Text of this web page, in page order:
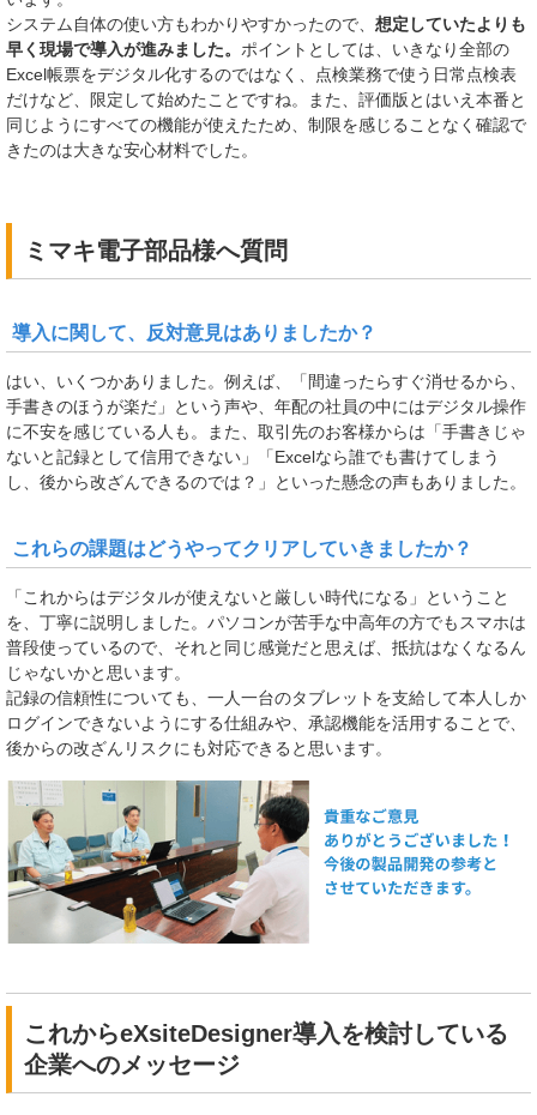
システム自体の使い方もわかりやすかったので、 想定していたよりも
早く現場で導入が進みました。 ポイントとしては、いきなり全部の
Excel帳票をデジタル化するのではなく、点検業務で使う日常点検表
だけなど、限定して始めたことですね。また、評価版とはいえ本番と
同じようにすべての機能が使えたため、制限を感じることなく確認で
きたのは大きな安心材料でした。
ミマキ電子部品様へ質問
導入に関して、反対意見はありましたか？
はい、いくつかありました。例えば、「間違ったらすぐ消せるから、
手書きのほうが楽だ」という声や、年配の社員の中にはデジタル操作
に不安を感じている人も。また、取引先のお客様からは「手書きじゃ
ないと記録として信用できない」「Excelなら誰でも書けてしまう
し、後から改ざんできるのでは？」といった懸念の声もありました。
これらの課題はどうやってクリアしていきましたか？
「これからはデジタルが使えないと厳しい時代になる」ということ
を、丁寧に説明しました。パソコンが苦手な中高年の方でもスマホは
普段使っているので、それと同じ感覚だと思えば、抵抗はなくなるん
じゃないかと思います。
記録の信頼性についても、一人一台のタブレットを支給して本人しか
ログインできないようにする仕組みや、承認機能を活用することで、
後からの改ざんリスクにも対応できると思います。
これからeXsiteDesigner導入を検討している
企業へのメッセージ